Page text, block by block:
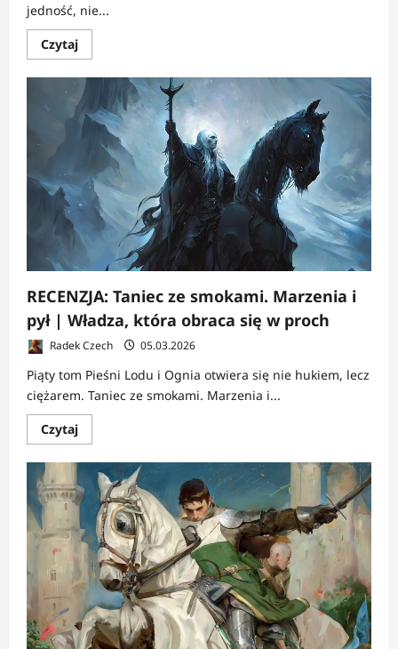
jedność, nie...
CzytajDowiedz
się
o
RECENZJA:
Starcie
królów
|
Korony
ważą
więcej
niż
głowy
RECENZJA: Taniec ze smokami. Marzenia i
pył | Władza, która obraca się w proch
Radek Czech 05.03.2026
Piąty tom Pieśni Lodu i Ognia otwiera się nie hukiem, lecz
ciężarem. Taniec ze smokami. Marzenia i...
CzytajDowiedz
się
o
RECENZJA:
Taniec
ze
smokami.
Marzenia
i
pył
|
Władza,
która
obraca
się
w
proch